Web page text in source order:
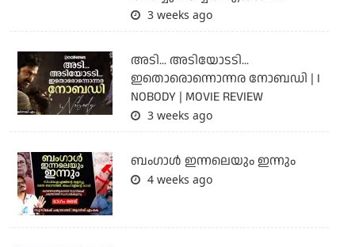
3 weeks ago
അടി... അടിയോടടി...
ഇതൊരൊന്നൊന്നര നോബഡി | I
NOBODY | MOVIE REVIEW
3 weeks ago
ബംഗാള്‍ ഇന്നലെയും ഇന്നും
4 weeks ago